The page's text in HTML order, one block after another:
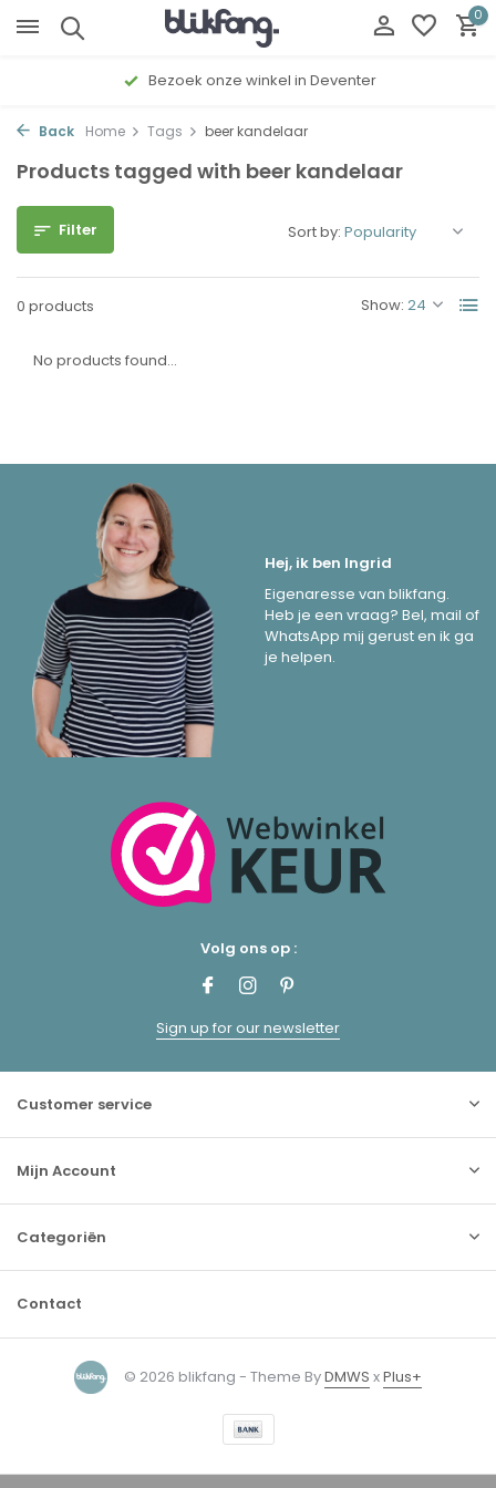
0
Bezoek onze winkel in Deventer
Back Home Tags beer kandelaar
Products tagged with beer kandelaar
Filter
0 products Show:
Sort by:
No products found...
Hej, ik ben Ingrid
Eigenaresse van blikfang.
Heb je een vraag? Bel, mail of
WhatsApp mij gerust en ik ga
je helpen.
Volg ons op :
Sign up for our newsletter
Customer service
Mijn Account
Categoriën
Contact
© 2026 blikfang - Theme ByDMWS xPlus+